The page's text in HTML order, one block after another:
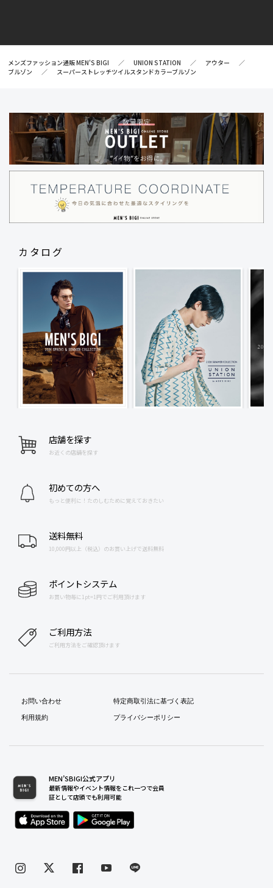
メンズファッション通販 MEN'S BIGI UNION STATION
アウター
ブルゾン
スーパーストレッチツイルスタンドカラーブルゾン
カタログ
店舗を探す
お近くの店舗を探す
初めての方へ
もっと便利に！たのしむために覚えておきたい
送料無料
10,000円以上（税込）のお買い上げで送料無料
ポイントシステム
お買い物毎に1pt=1円でご利用頂けます
ご利用方法
ご利用方法をご確認頂けます
お問い合わせ
利用規約
特定商取引法に基づく表記
プライバシーポリシー
MEN’SBIGI公式アプリ
最新情報やイベント情報をこれ一つで会員
証として店頭でも利用可能